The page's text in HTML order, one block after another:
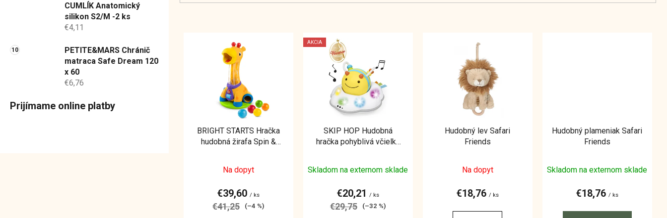
CUMLÍK Anatomický
silikon S2/M -2 ks
€4,11
PETITE&MARS Chránič
matraca Safe Dream 120
x 60
€6,76
Prijímame online platby
BRIGHT STARTS Hračka
hudobná žirafa Spin &
Na dopyt
€39,60/ ks
€41,25 (–4 %)
AKCIA
SKIP HOP Hudobná
hračka pohyblivá včielka
Skladom na externom sklade
€20,21/ ks
€29,75 (–32 %)
Hudobný lev Safari
Friends
Na dopyt
€18,76/ ks
Hudobný plameniak Safari
Friends
Skladom na externom sklade
€18,76/ ks